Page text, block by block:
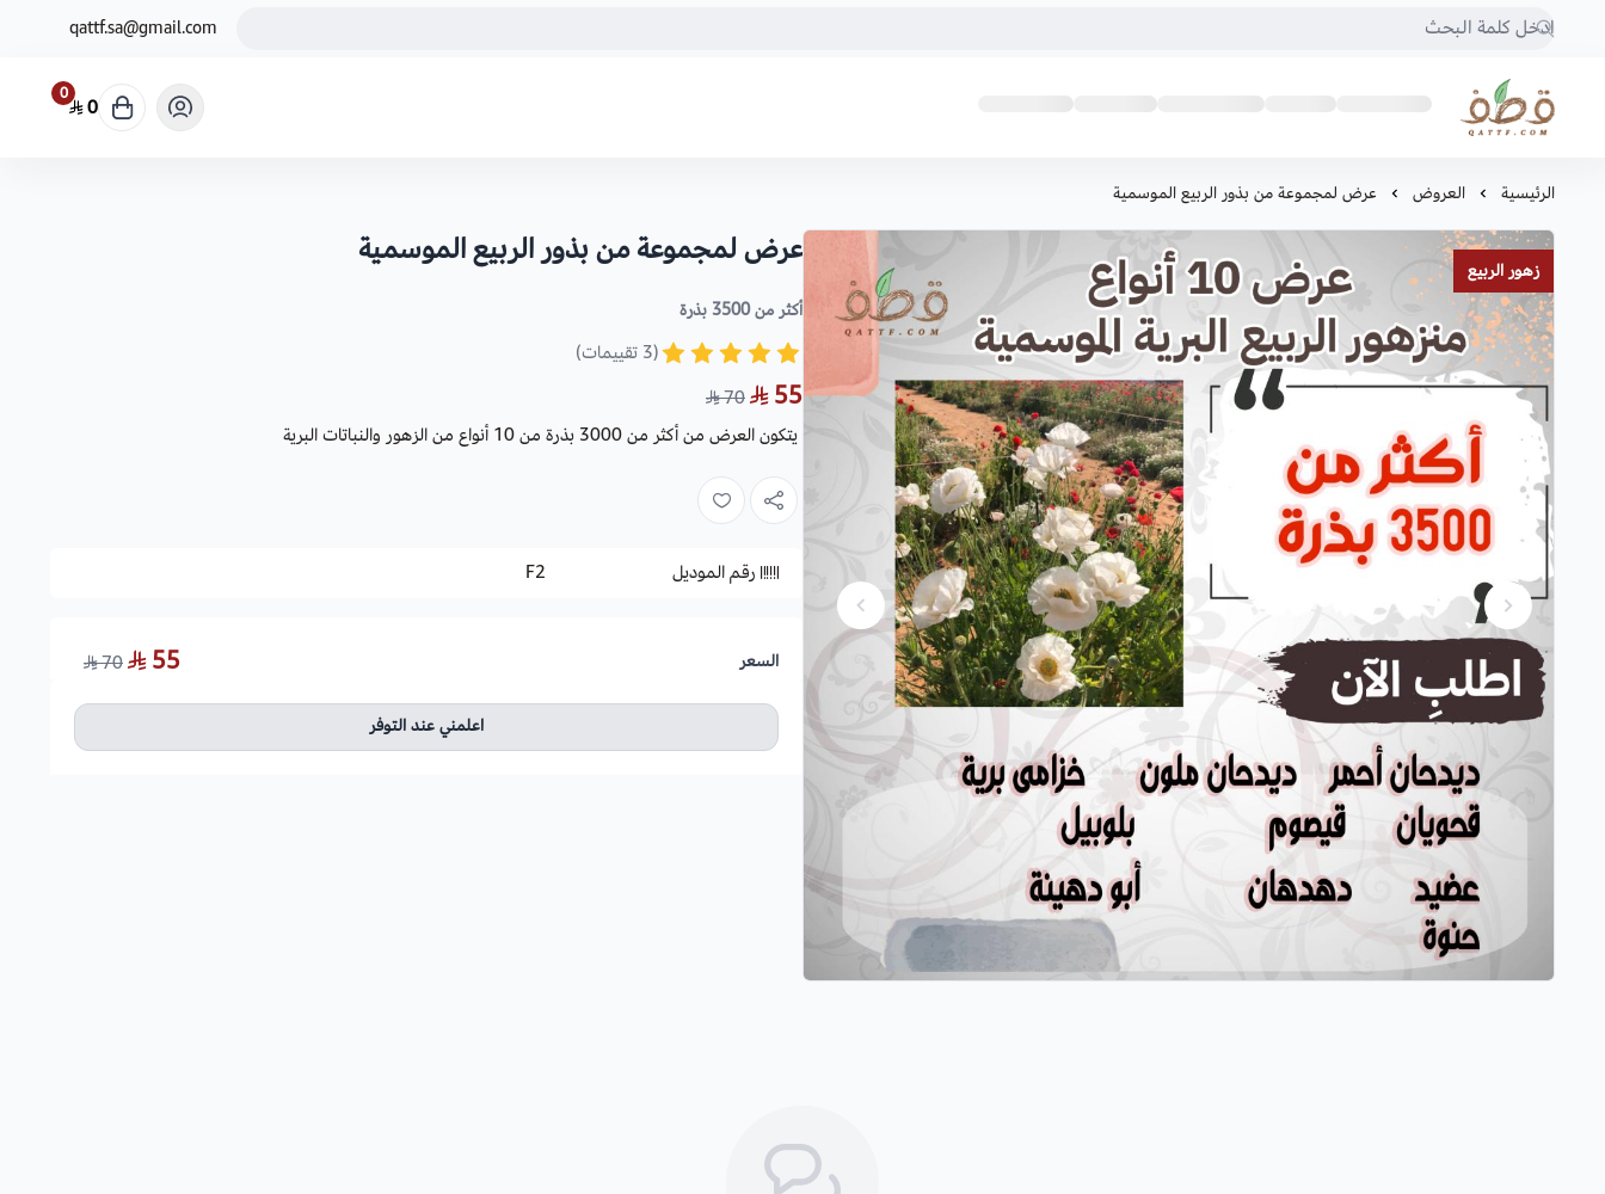
qattf.sa@gmail.com
متجر قطف للبذور
0
0
الرئيسية العروض عرض لمجموعة من بذور الربيع الموسمية
زهور الربيع
عرض لمجموعة من بذور الربيع الموسمية
أكثر من 3500 بذرة
(3 تقييمات)
55
70
يتكون العرض من أكثر من 3000 بذرة من 10 أنواع من الزهور والنباتات البرية
رقم الموديل F2
السعر 55
70
اعلمني عند التوفر